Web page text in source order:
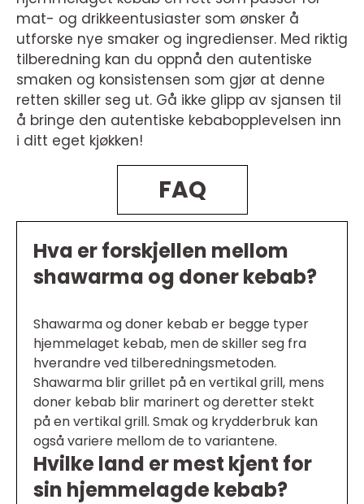
mat- og drikkeentusiaster som ønsker å
utforske nye smaker og ingredienser. Med riktig
tilberedning kan du oppnå den autentiske
smaken og konsistensen som gjør at denne
retten skiller seg ut. Gå ikke glipp av sjansen til
å bringe den autentiske kebabopplevelsen inn
i ditt eget kjøkken!
FAQ
Hva er forskjellen mellom
shawarma og doner kebab?
Shawarma og doner kebab er begge typer
hjemmelaget kebab, men de skiller seg fra
hverandre ved tilberedningsmetoden.
Shawarma blir grillet på en vertikal grill, mens
doner kebab blir marinert og deretter stekt
på en vertikal grill. Smak og krydderbruk kan
også variere mellom de to variantene.
Hvilke land er mest kjent for
sin hjemmelagde kebab?